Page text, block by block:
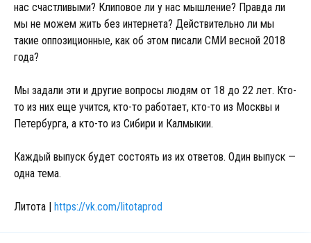
нас счастливыми? Клиповое ли у нас мышление? Правда ли
мы не можем жить без интернета? Действительно ли мы
такие оппозиционные, как об этом писали СМИ весной 2018
года?
Мы задали эти и другие вопросы людям от 18 до 22 лет. Кто-
то из них еще учится, кто-то работает, кто-то из Москвы и
Петербурга, а кто-то из Сибири и Калмыкии.
Каждый выпуск будет состоять из их ответов. Один выпуск —
одна тема.
Литота | https://vk.com/litotaprod